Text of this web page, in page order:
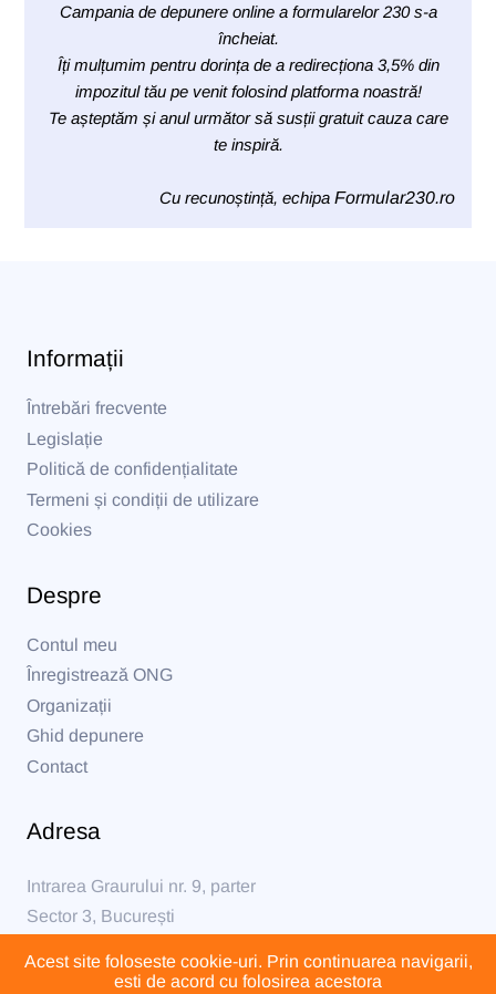
Campania de depunere online a formularelor 230 s-a
încheiat.
Îți mulțumim pentru dorința de a redirecționa 3,5% din
impozitul tău pe venit folosind platforma noastră!
Te așteptăm și anul următor să susții gratuit cauza care
te inspiră.
Cu recunoștință, echipa Formular230.ro
Informații
Întrebări frecvente
Legislație
Politică de confidențialitate
Termeni și condiții de utilizare
Cookies
Despre
Contul meu
Înregistrează ONG
Organizații
Ghid depunere
Contact
Adresa
Intrarea Graurului nr. 9, parter
Sector 3, București
formular@formular230.ro
Acest site foloseste cookie-uri. Prin continuarea navigarii,
esti de acord cu folosirea acestora